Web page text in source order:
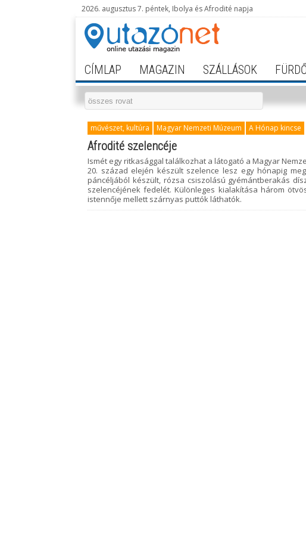
2026. augusztus 7. péntek, Ibolya és Afrodité napja
CÍMLAP MAGAZIN SZÁLLÁSOK
művészet, kultúra Magyar Nemzeti Múzeum A Hónap kincse
Afrodité szelencéje
Ismét egy ritkasággal találkozhat a látogató a Magyar
20. század elején készült szelence lesz egy hónapig
páncéljából készült, rózsa csiszolású gyémántberakás
szelencéjének fedelét. Különleges kialakítása három
istennője mellett szárnyas puttók láthatók.